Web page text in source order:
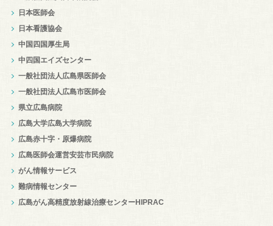
日本医師会
日本看護協会
中国四国厚生局
中四国エイズセンター
一般社団法人広島県医師会
一般社団法人広島市医師会
県立広島病院
広島大学広島大学病院
広島赤十字・原爆病院
広島医師会運営安芸市民病院
がん情報サービス
難病情報センター
広島がん高精度放射線治療センターHIPRAC